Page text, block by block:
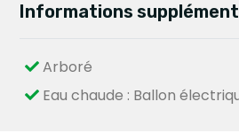
Informations
Arboré
Eau chaude : Ballon